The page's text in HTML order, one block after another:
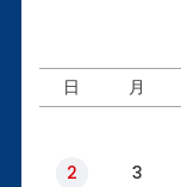
日 月
2
3